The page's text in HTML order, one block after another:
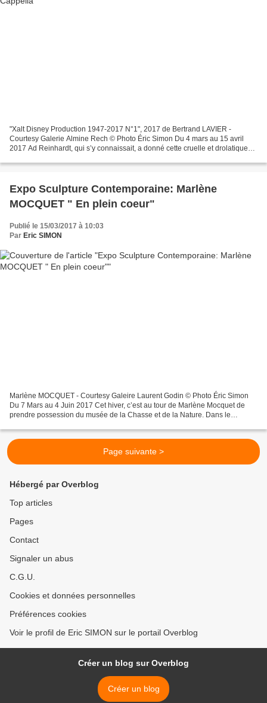
"Xalt Disney Production 1947-2017 N°1", 2017 de Bertrand LAVIER -
Courtesy Galerie Almine Rech © Photo Éric Simon Du 4 mars au 15 avril
2017 Ad Reinhardt, qui s’y connaissait, a donné cette cruelle et drolatique
Expo Sculpture Contemporaine: Marlène
MOCQUET " En plein coeur"
Publié le 15/03/2017 à 10:03
Par Eric SIMON
Marlène MOCQUET - Courtesy Galeire Laurent Godin © Photo Éric Simon
Du 7 Mars au 4 Juin 2017 Cet hiver, c’est au tour de Marlène Mocquet de
prendre possession du musée de la Chasse et de la Nature. Dans le
Page suivante >
Hébergé par Overblog
Top articles
Pages
Contact
Signaler un abus
C.G.U.
Cookies et données personnelles
Préférences cookies
Voir le profil de Eric SIMON sur le portail Overblog
Créer un blog sur Overblog
Créer un blog